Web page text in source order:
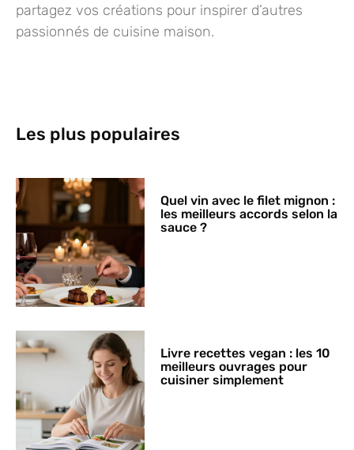
partagez vos créations pour inspirer d’autres
passionnés de cuisine maison.
Les plus populaires
Quel vin avec le filet mignon :
les meilleurs accords selon la
sauce ?
Livre recettes vegan : les 10
meilleurs ouvrages pour
cuisiner simplement